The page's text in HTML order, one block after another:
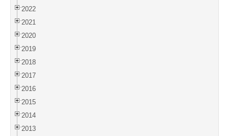
2022
2021
2020
2019
2018
2017
2016
2015
2014
2013